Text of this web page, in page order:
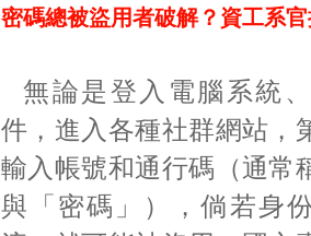
密碼總被盜用者破解？資工系
無論是登入電腦系統
件，進入各種社群網站，
輸入帳號和通行碼（通常
與「密碼」），倘若身